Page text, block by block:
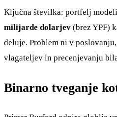
Ključna številka: portfelj
milijarde dolarjev (brez YPF)
deluje. Problem ni v
vlagateljev in precenjevanju
Binarno tveganje